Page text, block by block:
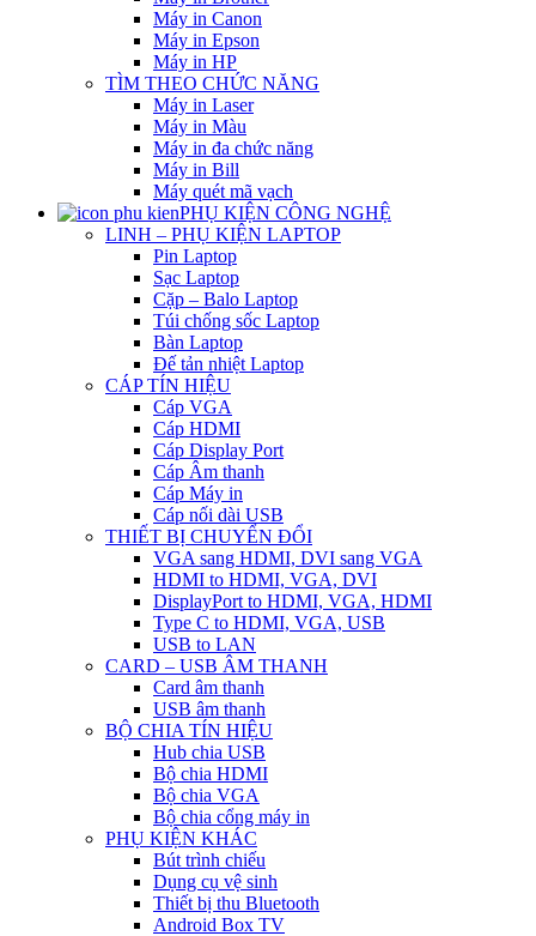
Máy in Canon
Máy in Epson
Máy in HP
TÌM THEO CHỨC NĂNG
Máy in Laser
Máy in Màu
Máy in đa chức năng
Máy in Bill
Máy quét mã vạch
PHỤ KIỆN CÔNG NGHỆ
LINH – PHỤ KIỆN LAPTOP
Pin Laptop
Sạc Laptop
Cặp – Balo Laptop
Túi chống sốc Laptop
Bàn Laptop
Đế tản nhiệt Laptop
CÁP TÍN HIỆU
Cáp VGA
Cáp HDMI
Cáp Display Port
Cáp Âm thanh
Cáp Máy in
Cáp nối dài USB
THIẾT BỊ CHUYỂN ĐỔI
VGA sang HDMI, DVI sang VGA
HDMI to HDMI, VGA, DVI
DisplayPort to HDMI, VGA, HDMI
Type C to HDMI, VGA, USB
USB to LAN
CARD – USB ÂM THANH
Card âm thanh
USB âm thanh
BỘ CHIA TÍN HIỆU
Hub chia USB
Bộ chia HDMI
Bộ chia VGA
Bộ chia cổng máy in
PHỤ KIỆN KHÁC
Bút trình chiếu
Dụng cụ vệ sinh
Thiết bị thu Bluetooth
Android Box TV